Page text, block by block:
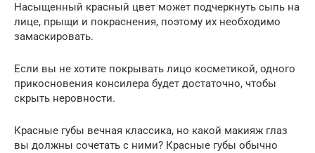
Насыщенный красный цвет может подчеркнуть сыпь на
лице, прыщи и покраснения, поэтому их необходимо
замаскировать.
Если вы не хотите покрывать лицо косметикой, одного
прикосновения консилера будет достаточно, чтобы
скрыть неровности.
Красные губы вечная классика, но какой макияж глаз
вы должны сочетать с ними? Красные губы обычно